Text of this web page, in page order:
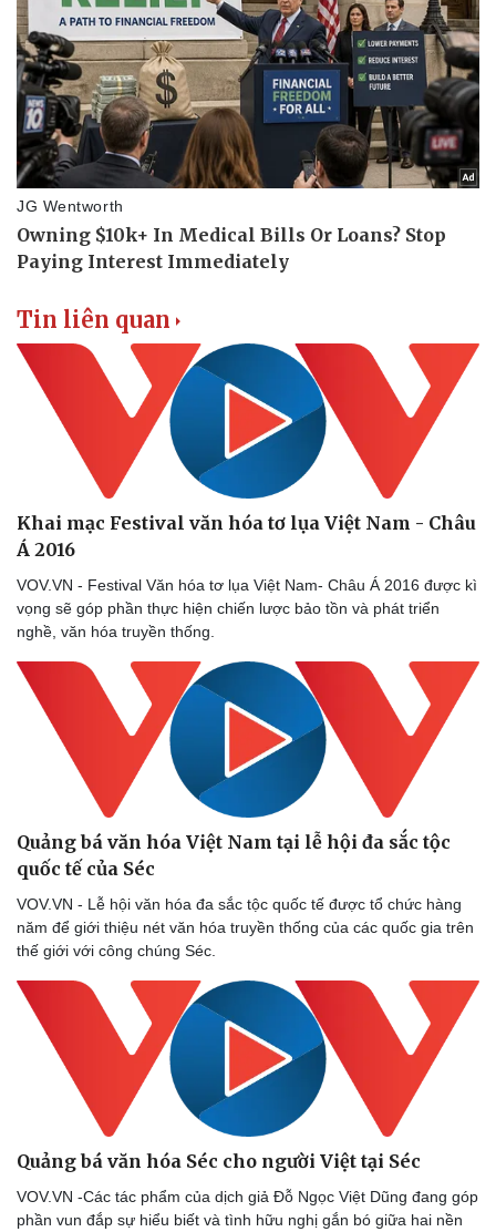
Thể thao
Lịch thi đấu bóng đá
Thế giới thể thao
eSports
Hậu trường
Ô tô - Xe máy
Tin liên quan
Khai mạc Festival văn hóa tơ lụa Việt Nam - Châu
Á 2016
VOV.VN - Festival Văn hóa tơ lụa Việt Nam- Châu Á 2016 được kì
vọng sẽ góp phần thực hiện chiến lược bảo tồn và phát triển
nghề, văn hóa truyền thống.
Quảng bá văn hóa Việt Nam tại lễ hội đa sắc tộc
quốc tế của Séc
VOV.VN - Lễ hội văn hóa đa sắc tộc quốc tế được tổ chức hàng
năm để giới thiệu nét văn hóa truyền thống của các quốc gia trên
thế giới với công chúng Séc.
Quảng bá văn hóa Séc cho người Việt tại Séc
VOV.VN -Các tác phẩm của dịch giả Đỗ Ngọc Việt Dũng đang góp
phần vun đắp sự hiểu biết và tình hữu nghị gắn bó giữa hai nền